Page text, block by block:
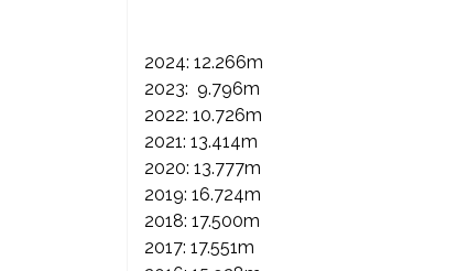
2024: 12.266m
2023: 9.796m
2022: 10.726m
2021: 13.414m
2020: 13.777m
2019: 16.724m
2018: 17.500m
2017: 17.551m